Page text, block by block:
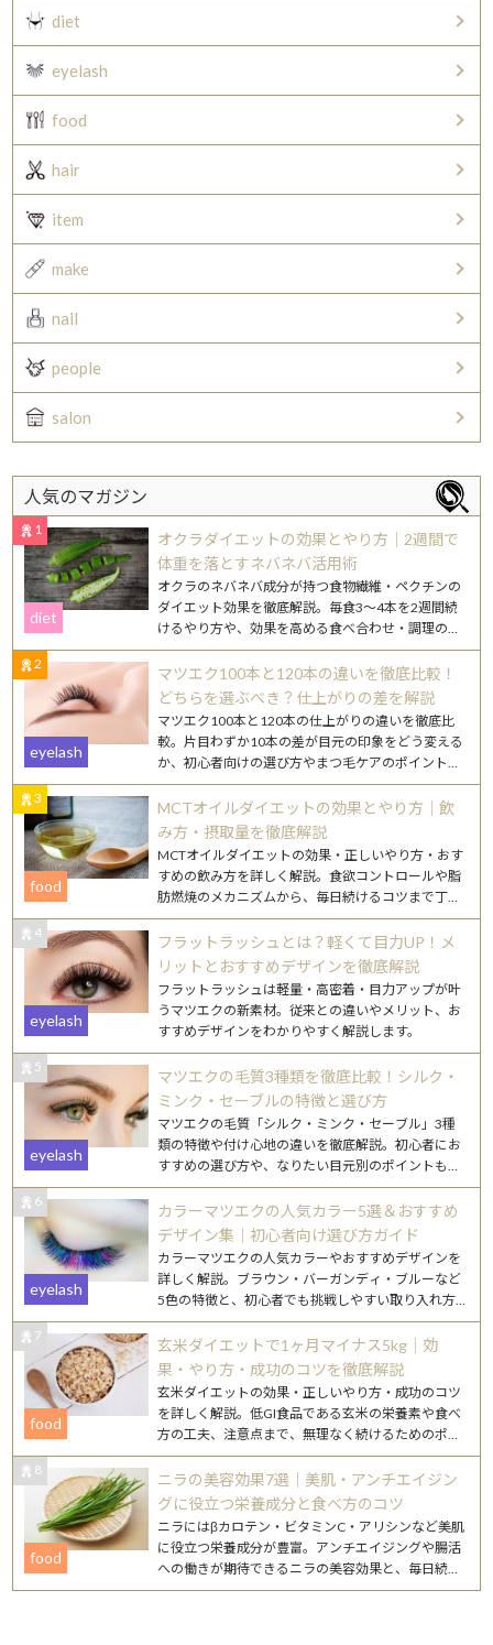
diet
eyelash
food
hair
item
make
nail
people
salon
人気のマガジン
1
オクラダイエットの効果とやり方｜2週間で
体重を落とすネバネバ活用術
diet
オクラのネバネバ成分が持つ食物繊維・ペクチンの
ダイエット効果を徹底解説。毎食3〜4本を2週間続
けるやり方や、効果を高める食べ合わせ・調理のコ
ツを紹介します。
2
マツエク100本と120本の違いを徹底比較！
どちらを選ぶべき？仕上がりの差を解説
eyelash
マツエク100本と120本の仕上がりの違いを徹底比
較。片目わずか10本の差が目元の印象をどう変える
か、初心者向けの選び方やまつ毛ケアのポイントも
詳しく解説します。
3
MCTオイルダイエットの効果とやり方｜飲
み方・摂取量を徹底解説
food
MCTオイルダイエットの効果・正しいやり方・おす
すめの飲み方を詳しく解説。食欲コントロールや脂
肪燃焼のメカニズムから、毎日続けるコツまで丁寧
にご紹介します。
4
フラットラッシュとは？軽くて目力UP！メ
リットとおすすめデザインを徹底解説
eyelash
フラットラッシュは軽量・高密着・目力アップが叶
うマツエクの新素材。従来との違いやメリット、お
すすめデザインをわかりやすく解説します。
5
マツエクの毛質3種類を徹底比較！シルク・
ミンク・セーブルの特徴と選び方
eyelash
マツエクの毛質「シルク・ミンク・セーブル」3種
類の特徴や付け心地の違いを徹底解説。初心者にお
すすめの選び方や、なりたい目元別のポイントもご
紹介します。
6
カラーマツエクの人気カラー5選＆おすすめ
デザイン集｜初心者向け選び方ガイド
eyelash
カラーマツエクの人気カラーやおすすめデザインを
詳しく解説。ブラウン・バーガンディ・ブルーなど
5色の特徴と、初心者でも挑戦しやすい取り入れ方
を紹介します。
7
玄米ダイエットで1ヶ月マイナス5kg｜効
果・やり方・成功のコツを徹底解説
food
玄米ダイエットの効果・正しいやり方・成功のコツ
を詳しく解説。低GI食品である玄米の栄養素や食べ
方の工夫、注意点まで、無理なく続けるためのポイ
ントをまとめました。
8
ニラの美容効果7選｜美肌・アンチエイジン
グに役立つ栄養成分と食べ方のコツ
food
ニラにはβカロテン・ビタミンC・アリシンなど美肌
に役立つ栄養成分が豊富。アンチエイジングや腸活
への働きが期待できるニラの美容効果と、毎日続け
やすいレシピを詳しく紹介します。